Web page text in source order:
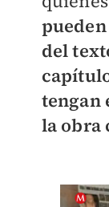
del
tengan
la obra